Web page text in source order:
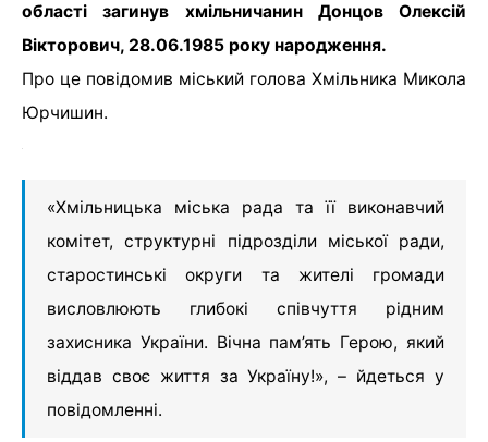
області загинув хмільничанин Донцов Олексій
Вікторович, 28.06.1985 року народження.
Про це повідомив міський голова Хмільника Микола
Юрчишин.
«Хмільницька міська рада та її виконавчий
комітет, структурні підрозділи міської ради,
старостинські округи та жителі громади
висловлюють глибокі співчуття рідним
захисника України. Вічна пам’ять Герою, який
віддав своє життя за Україну!», – йдеться у
повідомленні.